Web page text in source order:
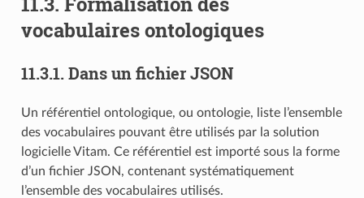
vocabulaires ontologiques
11.3.1. Dans un fichier JSON
Un référentiel ontologique, ou ontologie, liste l’ensemble
des vocabulaires pouvant être utilisés par la solution
logicielle Vitam. Ce référentiel est importé sous la forme
d’un fichier JSON, contenant systématiquement
l’ensemble des vocabulaires utilisés.